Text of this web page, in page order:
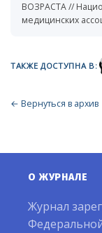
ВОЗРАСТА //
медицинских
ТАКЖЕ ДОСТУПНА В:
← Вернуться в архив
О ЖУРНАЛЕ
Журнал